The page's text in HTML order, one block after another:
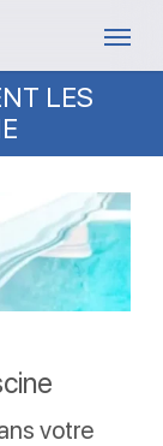
LES
votre